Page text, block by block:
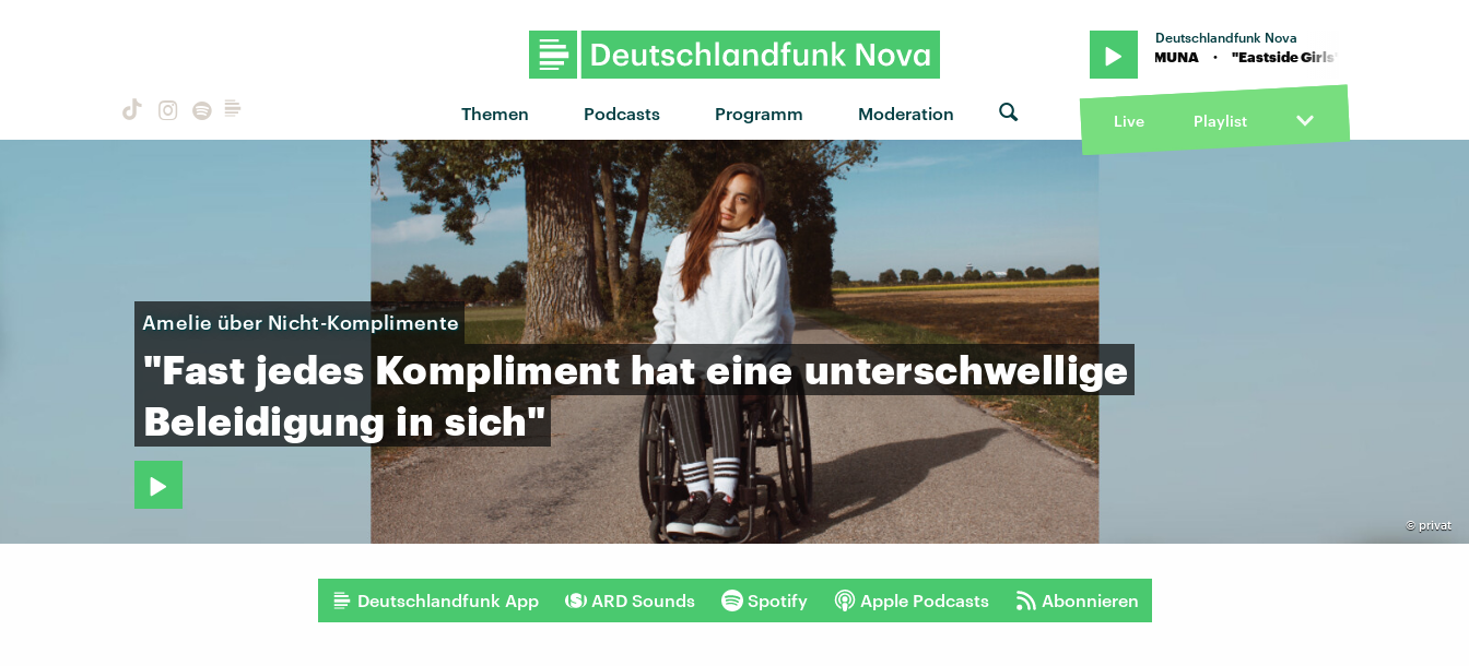
Themen Podcasts Programm Moderation
Deutschlandfunk Nova
"Eastside Girls" von MUNA · "Eastside Girls" von MUNA · "Eastside Girls" von MUNA
Live Playlist
© privat
Amelie über Nicht-Komplimente
"Fast jedes Kompliment hat eine unterschwellige
Beleidigung in sich"
Deutschlandfunk App ARD Sounds Spotify Apple Podcasts Abonnieren